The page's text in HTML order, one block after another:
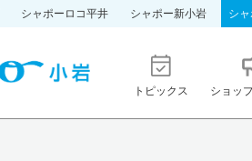
シャポーロコ平井 シャポー新小岩 シ
トピックス ショッ